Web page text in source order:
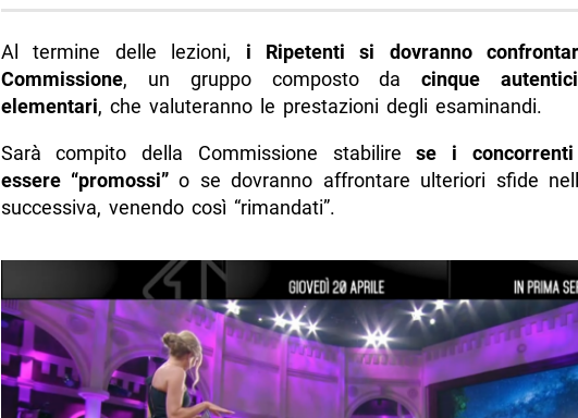
Al termine delle lezioni, i Ripetenti si dovranno
Commissione, un gruppo composto dacinque
elementari, che valuteranno le prestazioni degli esaminandi.
Sarà compito della Commissione stabilirese i concorrenti
essere “promossi”o se dovranno affrontare ulteriori sfide
successiva, venendo così “rimandati”.